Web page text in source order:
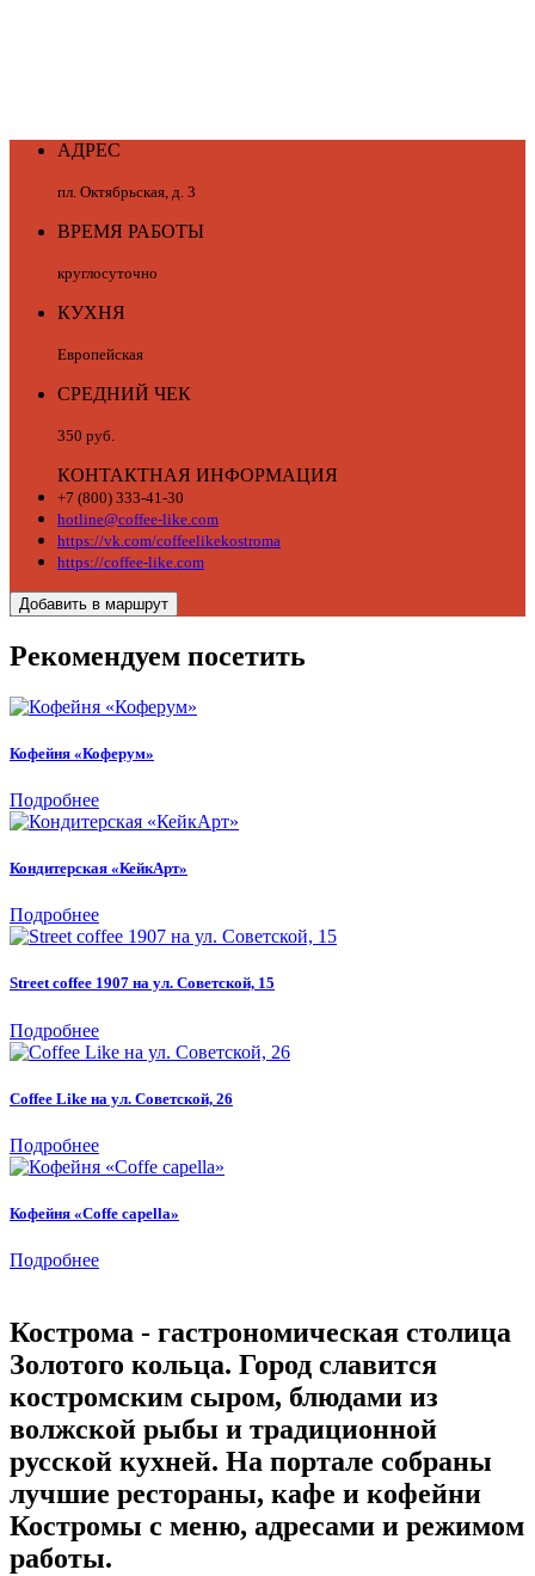
АДРЕС
пл. Октябрьская, д. 3
ВРЕМЯ РАБОТЫ
круглосуточно
КУХНЯ
Европейская
СРЕДНИЙ ЧЕК
350 руб.
КОНТАКТНАЯ ИНФОРМАЦИЯ
+7 (800) 333-41-30
hotline@coffee-like.com
https://vk.com/coffeelikekostroma
https://coffee-like.com
Добавить в маршрут
Рекомендуем посетить
Кофейня «Коферум»
Подробнее
Кондитерская «КейкАрт»
Подробнее
Street coffee 1907 на ул. Советской, 15
Подробнее
Coffee Like на ул. Советской, 26
Подробнее
Кофейня «Coffe capella»
Подробнее
Кострома - гастрономическая столица
Золотого кольца. Город славится
костромским сыром, блюдами из
волжской рыбы и традиционной
русской кухней. На портале собраны
лучшие рестораны, кафе и кофейни
Костромы с меню, адресами и режимом
работы.